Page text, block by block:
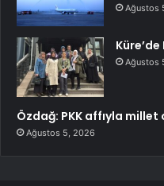
Ağustos
Ağustos
Özdağ: PKK affıyla
Ağustos 5, 2026